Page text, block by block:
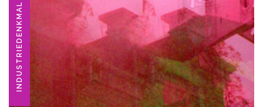
INDUSTRIEDENKMAL